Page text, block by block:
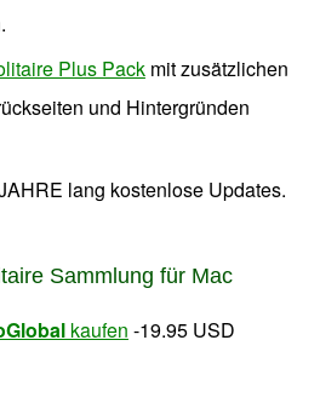
Plus Packmit zusätzlichen
und Hintergründen
lang kostenlose Updates.
Sammlung für Mac
kaufen -19.95 USD